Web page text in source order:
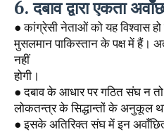
6. दबाव द्वारा एकता
● कांग्रेसी नेताओं को यह विश्वास
मुसलमान पाकिस्तान के पक्ष में हैं।
नहीं
होगी।
● दबाव के आधार पर गठित संघ न
लोकतन्त्र के सिद्धान्तों के अनुकूल
● इसके अतिरिक्त संघ में इन